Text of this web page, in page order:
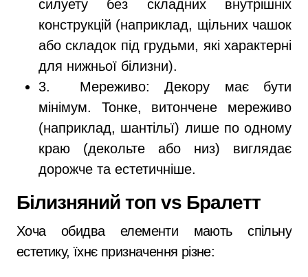
силуету без складних внутрішніх
конструкцій (наприклад, щільних чашок
або складок під грудьми, які характерні
для нижньої білизни).
3. Мереживо: Декору має бути
мінімум. Тонке, витончене мереживо
(наприклад, шантільї) лише по одному
краю (декольте або низ) виглядає
дорожче та естетичніше.
Білизняний топ vs Бралетт
Хоча обидва елементи мають спільну
естетику, їхнє призначення різне: